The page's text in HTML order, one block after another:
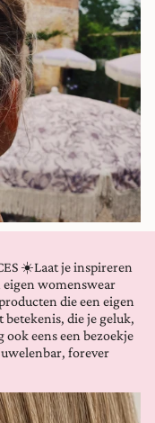
☀️Laat je inspireren
womenswear
die een eigen
die je geluk,
eens een bezoekje
forever